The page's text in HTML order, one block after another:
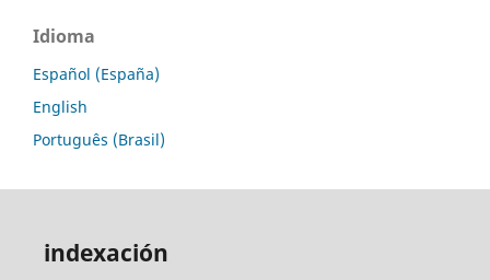
Idioma
Español (España)
English
Português (Brasil)
indexación